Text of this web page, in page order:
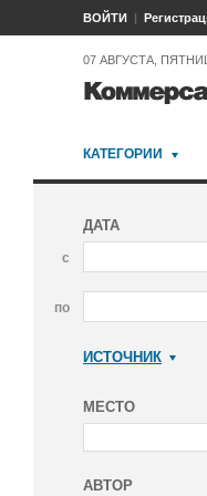
ВОЙТИ
07 АВГУСТА,
КАТЕГОРИИ
ДАТА
с
по
ИСТОЧНИК
МЕСТО
АВТОР